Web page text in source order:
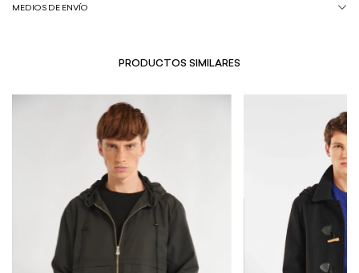
MEDIOS DE ENVÍO
PRODUCTOS SIMILARES